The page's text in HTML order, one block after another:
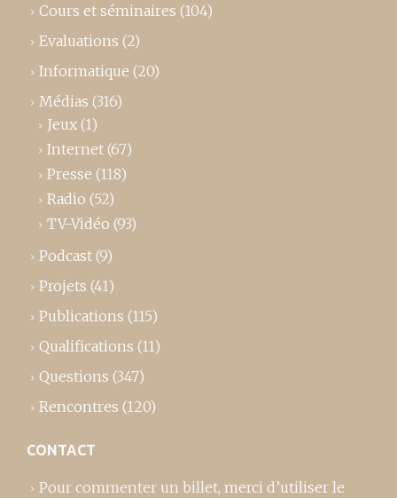
Cours et séminaires (104)
Evaluations (2)
Informatique (20)
Médias (316)
Jeux (1)
Internet (67)
Presse (118)
Radio (52)
TV-Vidéo (93)
Podcast (9)
Projets (41)
Publications (115)
Qualifications (11)
Questions (347)
Rencontres (120)
CONTACT
Pour commenter un billet, merci d’utiliser le